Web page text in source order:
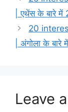
| एथेंस के बारे
20
| अंगोला के
Leave